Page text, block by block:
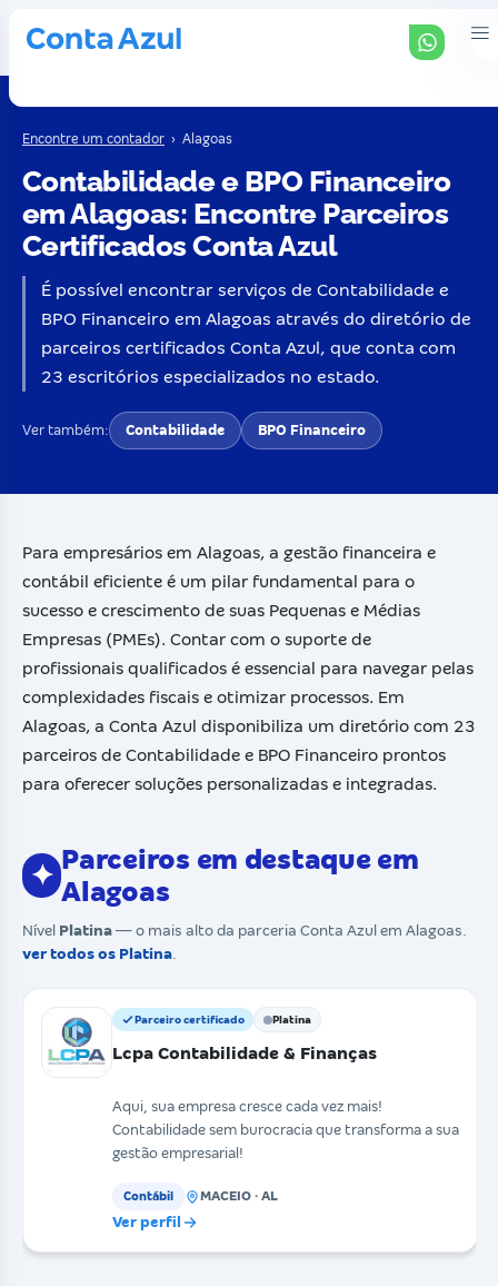
Encontre um contador › Alagoas
Contabilidade e BPO Financeiro
em Alagoas: Encontre Parceiros
Certificados Conta Azul
É possível encontrar serviços de Contabilidade e
BPO Financeiro em Alagoas através do diretório de
parceiros certificados Conta Azul, que conta com
23 escritórios especializados no estado.
Ver também: Contabilidade BPO Financeiro
Para empresários em Alagoas, a gestão financeira e
contábil eficiente é um pilar fundamental para o
sucesso e crescimento de suas Pequenas e Médias
Empresas (PMEs). Contar com o suporte de
profissionais qualificados é essencial para navegar pelas
complexidades fiscais e otimizar processos. Em
Alagoas, a Conta Azul disponibiliza um diretório com 23
parceiros de Contabilidade e BPO Financeiro prontos
para oferecer soluções personalizadas e integradas.
✦
Parceiros em destaque em
Alagoas
Nível Platina — o mais alto da parceria Conta Azul em Alagoas.
ver todos os Platina.
Parceiro certificado Platina
Lcpa Contabilidade & Finanças
Aqui, sua empresa cresce cada vez mais!
Contabilidade sem burocracia que transforma a sua
gestão empresarial!
Contábil MACEIO · AL
Ver perfil